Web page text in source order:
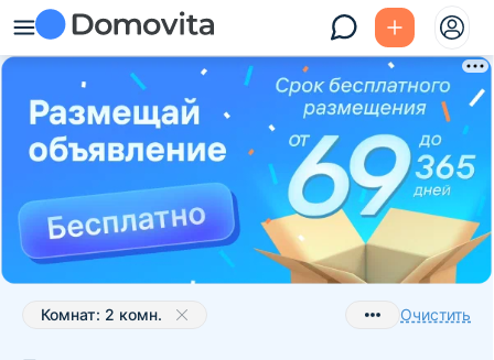
Комнат: 2 комн.
Очистить